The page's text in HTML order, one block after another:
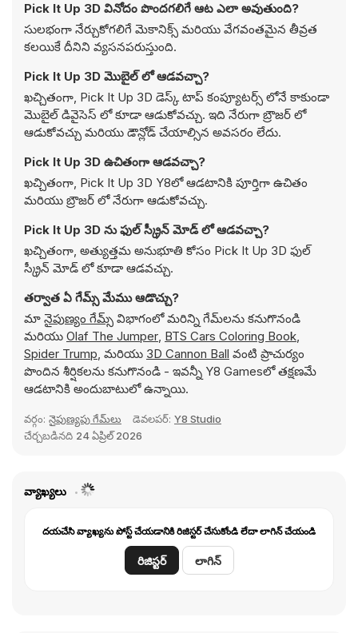
Pick It Up 3D వినోదం పొందగలిగే ఆట ఎలా అవుతుంది?
సులభంగా నేర్చుకోగలిగే మెకానిక్స్ మరియు వేగవంతమైన తీవ్రత
కలయికే దీనిని వ్యసనపరుస్తుంది.
Pick It Up 3D మొబైల్ లో ఆడవచ్చా?
ఖచ్చితంగా, Pick It Up 3D డెస్క్ టాప్ కంప్యూటర్స్ లోనే కాకుండా
మొబైల్ డివైసెస్ లో కూడా ఆడుకోవచ్చు. ఇది నేరుగా బ్రౌజర్ లో
ఆడుకోవచ్చు మరియు డౌన్లోడ్ చేయాల్సిన అవసరం లేదు.
Pick It Up 3D ఉచితంగా ఆడవచ్చా?
ఖచ్చితంగా, Pick It Up 3D Y8లో ఆడటానికి పూర్తిగా ఉచితం
మరియు బ్రౌజర్ లో నేరుగా ఆడుకోవచ్చు.
Pick It Up 3D ను ఫుల్ స్క్రీన్ మోడ్ లో ఆడవచ్చా?
ఖచ్చితంగా, అత్యుత్తమ అనుభూతి కోసం Pick It Up 3D ఫుల్
స్క్రీన్ మోడ్ లో కూడా ఆడవచ్చు.
తర్వాత ఏ గేమ్స్ మేము ఆడొచ్చు?
మా నైపుణ్యం గేమ్స్ విభాగంలో మరిన్ని గేమ్‌లను కనుగొనండి
మరియు Olaf The Jumper, BTS Cars Coloring Book,
Spider Trump, మరియు 3D Cannon Ball వంటి ప్రాచుర్యం
పొందిన శీర్షికలను కనుగొనండి - ఇవన్నీ Y8 Gamesలో తక్షణమే
ఆడటానికి అందుబాటులో ఉన్నాయి.
వర్గం: నైపుణ్యపు గేమ్‌లు డెవలపర్: Y8 Studio
చేర్చబడినది 24 ఏప్రిల్ 2026
వ్యాఖ్యలు
దయచేసి వ్యాఖ్యను పోస్ట్ చేయడానికి రిజిస్టర్ చేసుకోండి లేదా లాగిన్ చేయండి
రిజిస్టర్ లాగిన్